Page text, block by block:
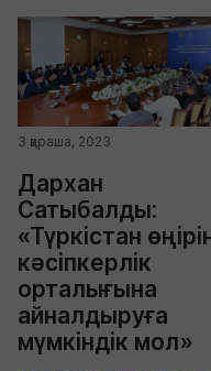
3 қараша, 2023
Дархан
Сатыбалды:
«Түркістан
кәсіпкерлік
орталығына
айналдыруға
мүмкіндік мол»